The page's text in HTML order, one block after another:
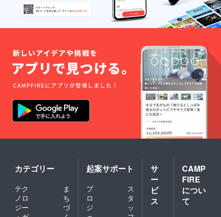
カテゴリー
テク
ノロ
ジー
ま
ち
づ
起案サポート
プ
ロ
ジ
ス
タ
ッ
サ
ー
ビ
ス
CAMP
FIRE
につい
て